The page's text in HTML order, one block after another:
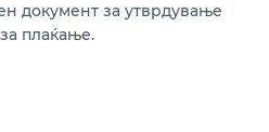
документ за утврдување
плаќање.